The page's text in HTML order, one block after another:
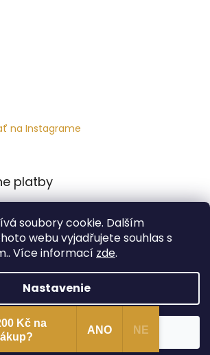
soubory cookie. Dalším
webu vyjadřujete souhlas s
Více informací zde.
Nastavenie
Súhlasím
na Instagrame
platby
Vytvoril Shoptet
Carlsbad Hat Co.
. Všetky práva
vyhradené.
Kč na
ANO NE